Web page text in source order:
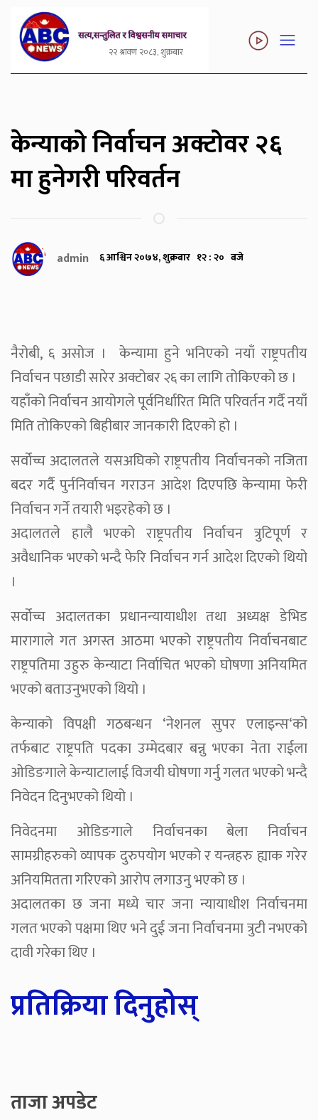
२२ श्रावण २०८३, शुक्रबार
केन्याको निर्वाचन अक्टोवर २६
मा हुनेगरी परिवर्तन
admin ६ आश्विन २०७४, शुक्रबार १२ : २० बजे
नैरोबी, ६ असोज । केन्यामा हुने भनिएको नयाँ राष्ट्रपतीय
निर्वाचन पछाडी सारेर अक्टोबर २६ का लागि तोकिएको छ ।
यहाँको निर्वाचन आयोगले पूर्वनिर्धारित मिति परिवर्तन गर्दै नयाँ
मिति तोकिएको बिहीबार जानकारी दिएको हो ।
सर्वोच्च अदालतले यसअघिको राष्ट्रपतीय निर्वाचनको नजिता
बदर गर्दै पुर्ननिर्वाचन गराउन आदेश दिएपछि केन्यामा फेरी
निर्वाचन गर्ने तयारी भइरहेको छ ।
अदालतले हालै भएको राष्ट्रपतीय निर्वाचन त्रुटिपूर्ण र
अवैधानिक भएको भन्दै फेरि निर्वाचन गर्न आदेश दिएको थियो
।
सर्वोच्च अदालतका प्रधानन्यायाधीश तथा अध्यक्ष डेभिड
मारागाले गत अगस्त आठमा भएको राष्ट्रपतीय निर्वाचनबाट
राष्ट्रपतिमा उहुरु केन्याटा निर्वाचित भएको घोषणा अनियमित
भएको बताउनुभएको थियो ।
केन्याको विपक्षी गठबन्धन ‘नेशनल सुपर एलाइन्स‘को
तर्फबाट राष्ट्रपति पदका उम्मेदबार बन्नु भएका नेता राईला
ओडिङगाले केन्याटालाई विजयी घोषणा गर्नु गलत भएको भन्दै
निवेदन दिनुभएको थियो ।
निवेदनमा ओडिङगाले निर्वाचनका बेला निर्वाचन
सामग्रीहरुको व्यापक दुरुपयोग भएको र यन्त्रहरु ह्याक गरेर
अनियमितता गरिएको आरोप लगाउनु भएको छ ।
अदालतका छ जना मध्ये चार जना न्यायाधीश निर्वाचनमा
गलत भएको पक्षमा थिए भने दुई जना निर्वाचनमा त्रुटी नभएको
दावी गरेका थिए ।
प्रतिक्रिया दिनुहोस्
ताजा अपडेट